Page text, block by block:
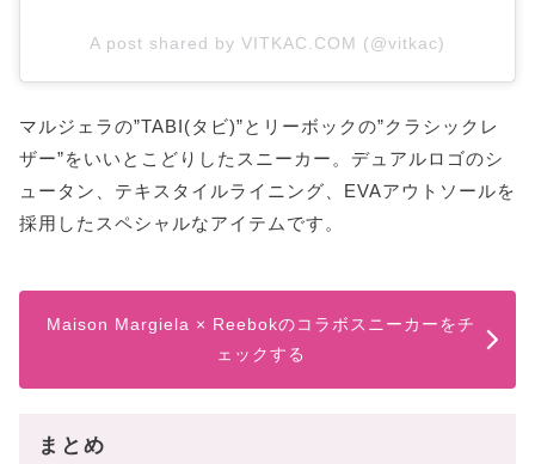
A post shared by VITKAC.COM (@vitkac)
マルジェラの”TABI(タビ)”とリーボックの”クラシックレ
ザー”をいいとこどりしたスニーカー。デュアルロゴのシ
ュータン、テキスタイルライニング、EVAアウトソールを
採用したスペシャルなアイテムです。
Maison Margiela × Reebokのコラボスニーカーをチ
ェックする
まとめ